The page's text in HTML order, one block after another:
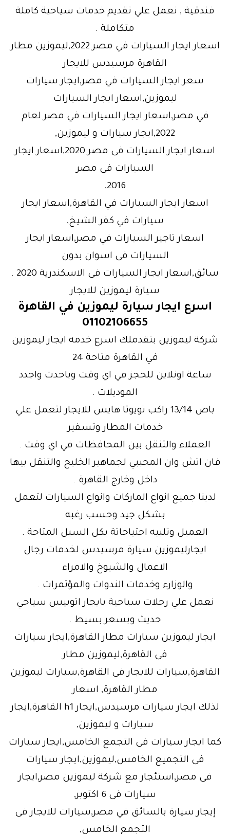
فندقية , نعمل علي تقديم خدمات سياحية كاملة
متكاملة .
اسعار ايجار السيارات في مصر 2022,ليموزين مطار
القاهرة مرسيدس للايجار
سعر ايجار السيارات في مصر,ايجار سيارات
ليموزين,اسعار ايجار السيارات
في مصر,اسعار ايجار السيارات في مصر لعام
2022,ايجار سيارات و ليموزين,
اسعار ايجار السيارات فى مصر 2020,اسعار ايجار
السيارات فى مصر
2016,
اسعار ايجار السيارات في القاهرة,اسعار ايجار
سيارات في كفر الشيخ,
اسعار تاجير السيارات في مصر,اسعار ايجار
السيارات فى اسوان بدون
سائق,اسعار ايجار السيارات فى الاسكندرية 2020 .
سيارة ليموزين للايجار
اسرع ايجار سيارة ليموزين في القاهرة
01102106655
شركة ليموزين بتقدملك اسرع خدمه ايجار ليموزين
في القاهرة متاحة 24
ساعة اونلاين للحجز في اي وقت وباحدث واجدد
الموديلات .
باص 13/14 راكب تويوتا هايس للايجار لتعمل علي
خدمات المطار وتسفير
العملاء والتنقل بين المحافظات في اي وقت .
فان اتش وان المحببي لجماهير الخليج والتنقل بيها
داخل وخارج القاهرة .
لدينا جميع انواع الماركات وانواع السيارات لتعمل
بشكل جيد وحسب رغبه
العميل وتلبيه احتياجاتة بكل السبل المتاحة .
ايجارليموزين سيارة مرسيدس لخدمات رجال
الاعمال والشيوخ والامراء
والوزارء وخدمات الندوات والمؤتمرات .
نعمل علي رحلات سياحية بايجار اتوبيس سياحي
حديث وبسعر بسيط .
ايجار ليموزين سيارات مطار القاهرة,ايجار سيارات
فى القاهرة,ليموزين مطار
القاهرة,سيارات للايجار فى القاهرة,سيارات ليموزين
مطار القاهرة, اسعار
لذلك ايجار سيارات مرسيدس,ايجار h1 القاهرة,ايجار
سيارات و ليموزين,
كما ايجار سيارات فى التجمع الخامس,ايجار سيارات
فى التجميع الخامس,ليموزين,ايجار سيارات
فى مصر,استئجار مع شركة ليموزين مصر,ايجار
سيارات فى 6 اكتوبر,
إيجار سيارة بالسائق في مصر,سيارات للايجار فى
التجمع الخامس,